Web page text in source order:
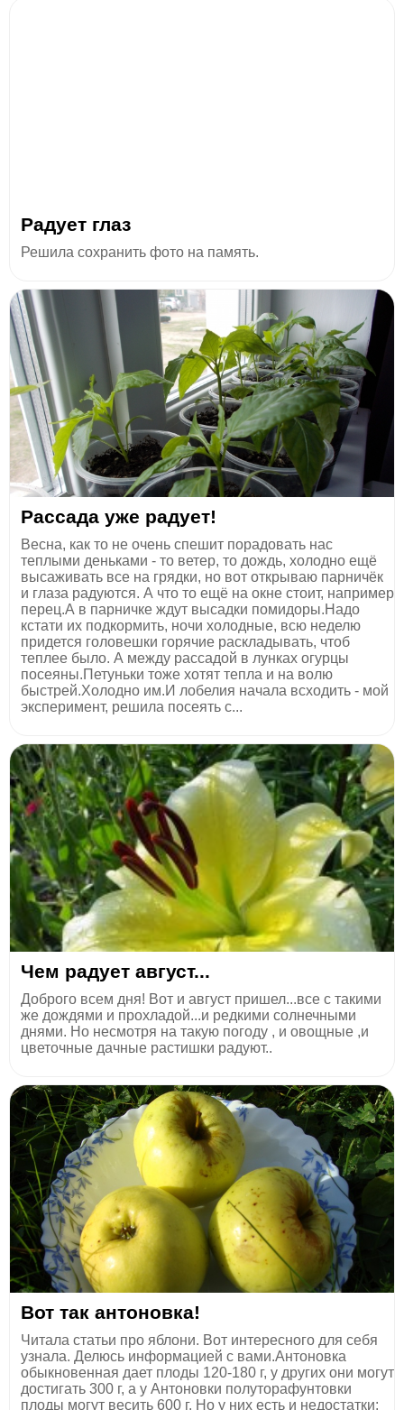
Радует глаз
Решила сохранить фото на память.
Рассада уже радует!
Весна, как то не очень спешит порадовать нас
теплыми деньками - то ветер, то дождь, холодно ещё
высаживать все на грядки, но вот открываю парничёк
и глаза радуются. А что то ещё на окне стоит, например
перец.А в парничке ждут высадки помидоры.Надо
кстати их подкормить, ночи холодные, всю неделю
придется головешки горячие раскладывать, чтоб
теплее было. А между рассадой в лунках огурцы
посеяны.Петуньки тоже хотят тепла и на волю
быстрей.Холодно им.И лобелия начала всходить - мой
эксперимент, решила посеять с...
Чем радует август...
Доброго всем дня! Вот и август пришел...все с такими
же дождями и прохладой...и редкими солнечными
днями. Но несмотря на такую погоду , и овощные ,и
цветочные дачные растишки радуют..
Вот так антоновка!
Читала статьи про яблони. Вот интересного для себя
узнала. Делюсь информацией с вами.Антоновка
обыкновенная дает плоды 120-180 г, у других они могут
достигать 300 г, а у Антоновки полуторафунтовки
плоды могут весить 600 г. Но у них есть и недостатки: